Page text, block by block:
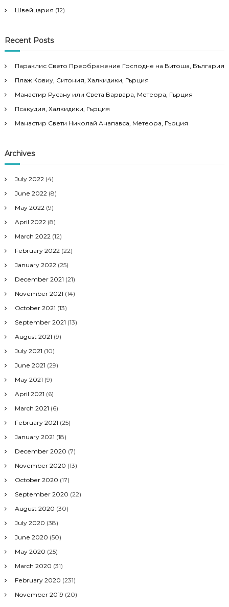
Швейцария (12)
Recent Posts
Параклис Свето Преображение Господне на Витоша, България
Плаж Ковиу, Ситония, Халкидики, Гърция
Манастир Русану или Света Варвара, Метеора, Гърция
Псакудия, Халкидики, Гърция
Манастир Свети Николай Анапавса, Метеора, Гърция
Archives
July 2022 (4)
June 2022 (8)
May 2022 (9)
April 2022 (8)
March 2022 (12)
February 2022 (22)
January 2022 (25)
December 2021 (21)
November 2021 (14)
October 2021 (13)
September 2021 (13)
August 2021 (9)
July 2021 (10)
June 2021 (29)
May 2021 (9)
April 2021 (6)
March 2021 (6)
February 2021 (25)
January 2021 (18)
December 2020 (7)
November 2020 (13)
October 2020 (17)
September 2020 (22)
August 2020 (30)
July 2020 (38)
June 2020 (50)
May 2020 (25)
March 2020 (31)
February 2020 (231)
November 2019 (20)